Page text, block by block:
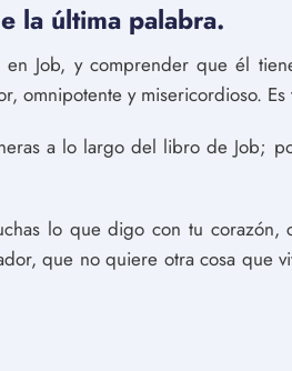
la última palabra.
en Job, y comprender que él
omnipotente y misericordioso. Es
a lo largo del libro de Job;
lo que digo con tu
que no quiere otra cosa que